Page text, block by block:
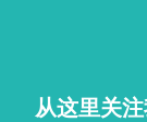
从这里关注